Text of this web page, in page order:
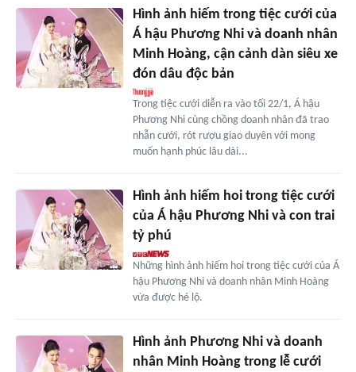
Hình ảnh hiếm trong tiệc cưới của
Á hậu Phương Nhi và doanh nhân
Minh Hoàng, cận cảnh dàn siêu xe
đón dâu độc bản
Trong tiệc cưới diễn ra vào tối 22/1, Á hậu
Phương Nhi cùng chồng doanh nhân đã trao
nhẫn cưới, rót rượu giao duyên với mong
muốn hạnh phúc lâu dài...
Hình ảnh hiếm hoi trong tiệc cưới
của Á hậu Phương Nhi và con trai
tỷ phú
Những hình ảnh hiếm hoi trong tiệc cưới của Á
hậu Phương Nhi và doanh nhân Minh Hoàng
vừa được hé lộ.
Hình ảnh Phương Nhi và doanh
nhân Minh Hoàng trong lễ cưới